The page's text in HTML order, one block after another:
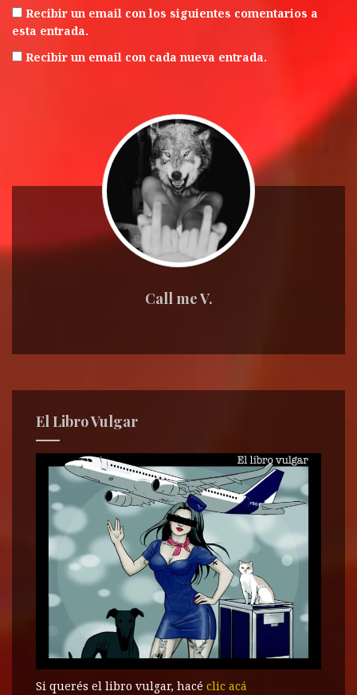
Recibir un email con los siguientes comentarios a
esta entrada.
Recibir un email con cada nueva entrada.
Call me V.
El Libro Vulgar
Si querés el libro vulgar, hacé clic acá